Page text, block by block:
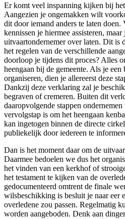
Er komt veel inspanning kijken bij
Aangezien je ongemakken wilt
dit door iemand anders te laten
kennissen je hiermee assisteren,
uitvaartondernemer over laten. Dit is
het regelen van de verschillende
doorloop je tijdens dit proces? Alles
heengaan bij de gemeente. Als je
organiseren, dien je allereerst deze
Dankzij deze verklaring zal je
begraven of cremeren. Buiten dit
daaropvolgende stappen
vervolgstap is om het heengaan
kan ingetogen binnen de directe
publiekelijk door iedereen te
Dan is het moment daar om de
Daarmee bedoelen we dus het
het vinden van een kerkhof of
het testament te kijken van de
gedocumenteerd omtrent de finale
wilsbeschikking is besluit je naar eer
overledene zou passen. Regelmatig
worden aangeboden. Denk aan